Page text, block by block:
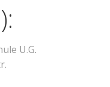
U.G.